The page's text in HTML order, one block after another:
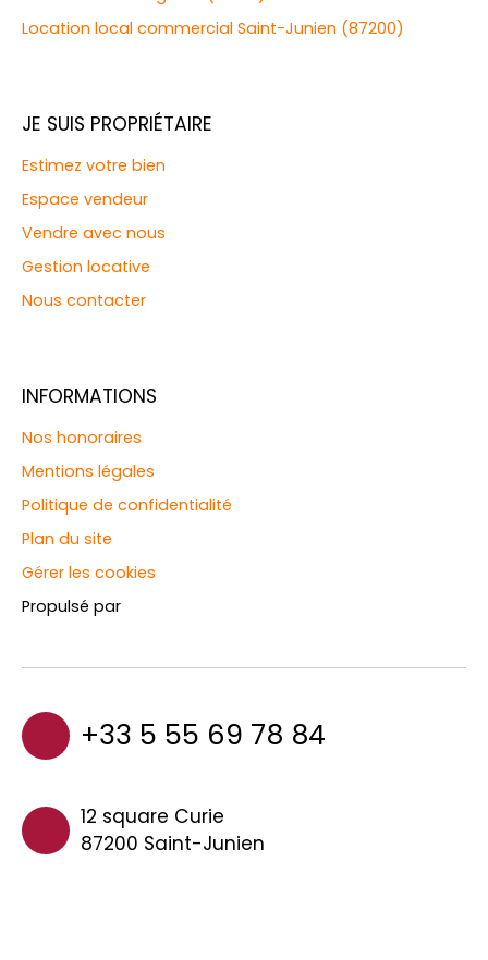
Location local commercial Saint-Junien (87200)
JE SUIS PROPRIÉTAIRE
Estimez votre bien
Espace vendeur
Vendre avec nous
Gestion locative
Nous contacter
INFORMATIONS
Nos honoraires
Mentions légales
Politique de confidentialité
Plan du site
Gérer les cookies
Propulsé par
+33 5 55 69 78 84
12 square Curie
87200 Saint-Junien